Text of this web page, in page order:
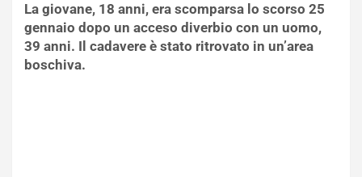
La giovane, 18 anni, era scomparsa lo scorso 25
gennaio dopo un acceso diverbio con un uomo,
39 anni. Il cadavere è stato ritrovato in un’area
boschiva.